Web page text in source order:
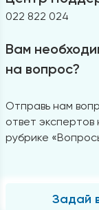
022 822 024
Вам
на вопрос?
Отправь нам
ответ
рубрике
Задай